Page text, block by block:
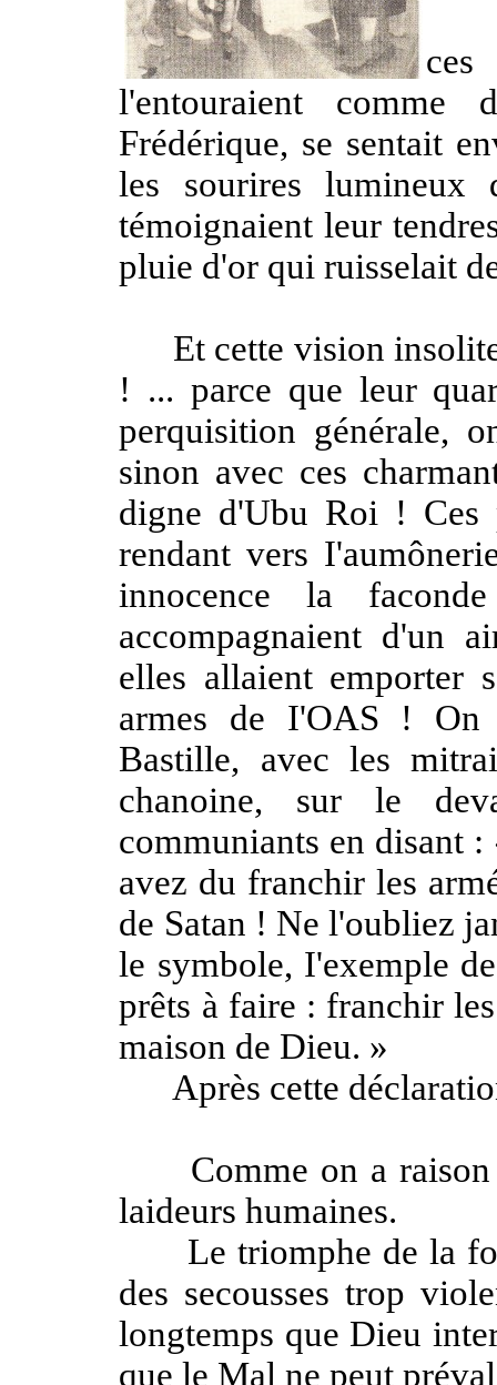
l'entouraient comme
Frédérique, se sentait
les sourires
témoignaient leur
pluie d'or qui ruisselait
Et cette vision insolite
! ... parce que leur
perquisition générale,
sinon avec ces
digne d'Ubu Roi ! Ces
rendant vers
innocence la
accompagnaient d'un
elles allaient emporter
armes de I'OAS ! On
Bastille, avec les
chanoine, sur le
communiants en disant
avez du franchir les
de Satan ! Ne l'oubliez
le symbole, I'exemple
prêts à faire : franchir
maison de Dieu. »
Après cette
Comme on a raison
laideurs humaines.
Le triomphe de la
des secousses trop
longtemps que Dieu
que le Mal ne peut